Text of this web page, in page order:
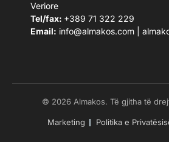
Veriore
Tel/fax: +389 71 322 229
Email: info@almakos.com
© 2026 Almakos. Të gjitha të
Marketing Politika e